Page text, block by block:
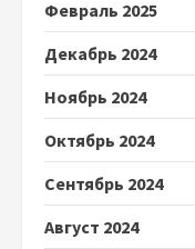
Февраль 2025
Декабрь 2024
Ноябрь 2024
Октябрь 2024
Сентябрь 2024
Август 2024